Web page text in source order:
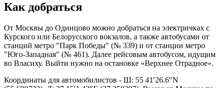
Как добраться
От Москвы до Одинцово можно добраться на электричках с
Курского или Белорусского вокзалов, а также автобусами от
станций метро "Парк Победы" (№ 339) и от станции метро
"Юго-Западная" (№ 461). Далее рейсовым автобусом, идущим
во Власиху. Выйти нужно на остановке «Верхнее Отрадное».
Координаты для автомобилистов - Ш: 55 41′26.6″N